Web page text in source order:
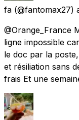
fa (@fantomax27)
@Orange_France
ligne impossible
le doc par la
et résiliation sans
frais Et une